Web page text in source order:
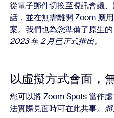
從電子郵件切換至視訊會議
話，並在無需離開 Zoom 應
案。我們也為您準備了原生的
2023 年 2 月已正式推出。
以虛擬方式會面，
您可以將 Zoom Spots 當作
法實際見面時可在此共事。